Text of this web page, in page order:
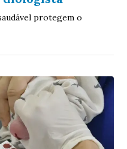
protegem o